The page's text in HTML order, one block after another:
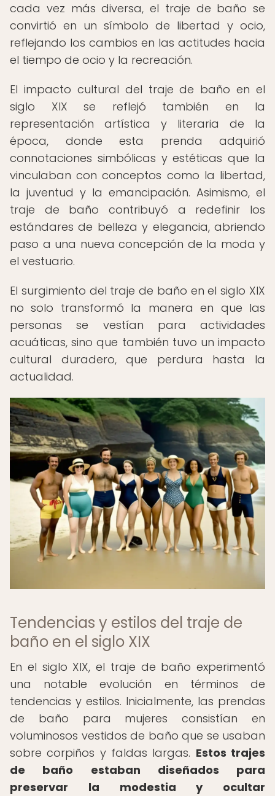
cada vez más diversa, el traje de baño se
convirtió en un símbolo de libertad y ocio,
reflejando los cambios en las actitudes hacia
el tiempo de ocio y la recreación.
El impacto cultural del traje de baño en el
siglo XIX se reflejó también en la
representación artística y literaria de la
época, donde esta prenda adquirió
connotaciones simbólicas y estéticas que la
vinculaban con conceptos como la libertad,
la juventud y la emancipación. Asimismo, el
traje de baño contribuyó a redefinir los
estándares de belleza y elegancia, abriendo
paso a una nueva concepción de la moda y
el vestuario.
El surgimiento del traje de baño en el siglo XIX
no solo transformó la manera en que las
personas se vestían para actividades
acuáticas, sino que también tuvo un impacto
cultural duradero, que perdura hasta la
actualidad.
Tendencias y estilos del traje de
baño en el siglo XIX
En el siglo XIX, el traje de baño experimentó
una notable evolución en términos de
tendencias y estilos. Inicialmente, las prendas
de baño para mujeres consistían en
voluminosos vestidos de baño que se usaban
sobre corpiños y faldas largas. Estos trajes
de baño estaban diseñados para
preservar la modestia y ocultar